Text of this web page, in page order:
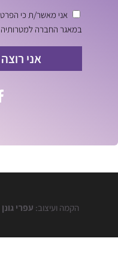
אני מאשר/ת כי
במאגר החברה
אני
הקמה ועיצוב: עפרי גונן